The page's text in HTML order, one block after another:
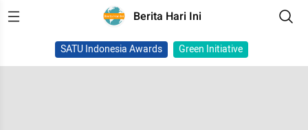
Berita Hari Ini
SATU Indonesia Awards Green Initiative